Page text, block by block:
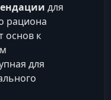
для
рациона
основ к
для